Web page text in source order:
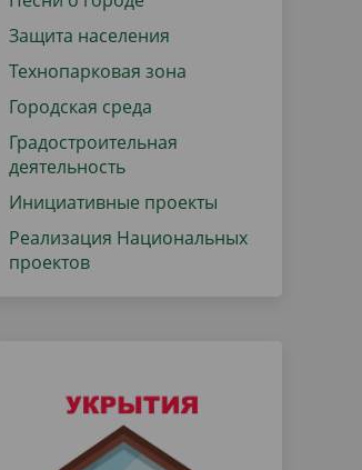
Защита населения
Технопарковая зона
Городская среда
Градостроительная
деятельность
Инициативные проекты
Реализация Национальных
проектов